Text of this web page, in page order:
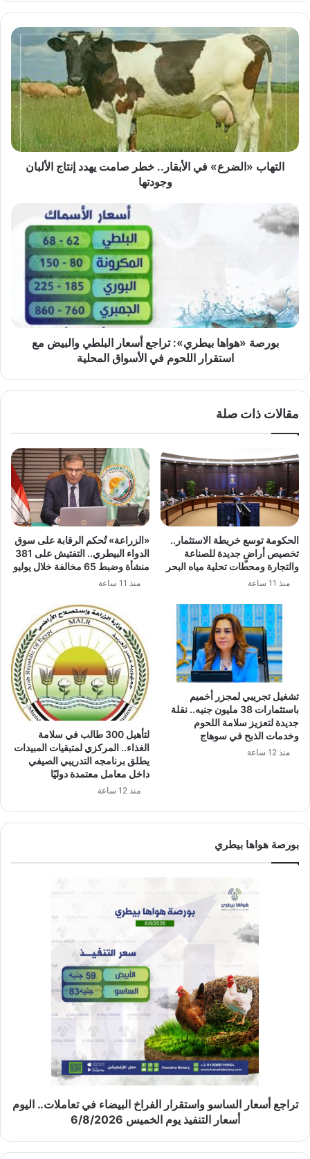
التهاب
«الضرع»
في
الأبقار..
خطر
صامت
يهدد
إنتاج
الألبان
وجودتها
التهاب «الضرع» في الأبقار.. خطر صامت يهدد إنتاج الألبان
وجودتها
بورصة
«هواها
بيطري»:
والبيض
مع
استقرار
اللحومبورصة «هواها بيطري»: تراجع أسعار البلطي والبيض مع
استقرار اللحوم في الأسواق المحلية
مقالات ذات صلة
الحكومة توسع خريطة الاستثمار..
تخصيص أراضٍ جديدة للصناعة
والتجارة ومحطات تحلية مياه البحر
منذ 11 ساعة
«الزراعة» تُحكم الرقابة على سوق
الدواء البيطري.. التفتيش على 381
منشأة وضبط 65 مخالفة خلال يوليو
منذ 11 ساعة
تشغيل تجريبي لمجزر أخميم
باستثمارات 38 مليون جنيه.. نقلة
جديدة لتعزيز سلامة اللحوم
وخدمات الذبح في سوهاج
منذ 12 ساعة
لتأهيل 300 طالب في سلامة
الغذاء.. المركزي لمتبقيات المبيدات
يطلق برنامجه التدريبي الصيفي
داخل معامل معتمدة دوليًا
منذ 12 ساعة
بورصة هواها بيطري
تراجع أسعار الساسو واستقرار الفراخ البيضاء في تعاملات.. اليوم
أسعار التنفيذ يوم الخميس 6/8/2026